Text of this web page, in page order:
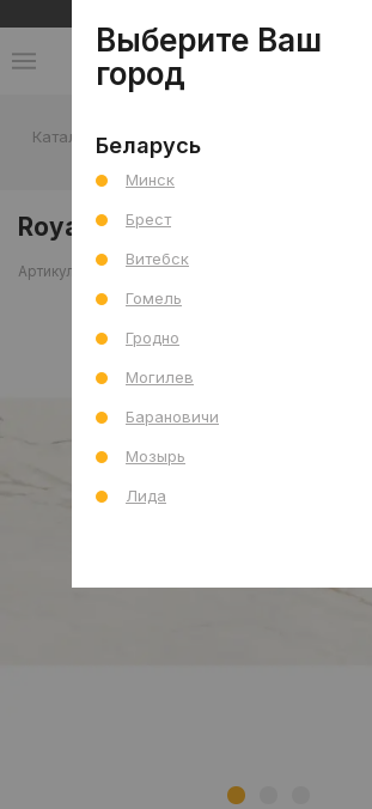
Каталог -
Royal Calacatta Mat 60x120 R
Royal Calacatta Mat 60x120 R
Артикул: 0000028529
Выберите Ваш
город
Беларусь
Минск
Брест
Витебск
Гомель
Гродно
Могилев
Барановичи
Мозырь
Лида